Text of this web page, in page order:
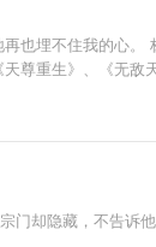
也埋不住我的心
重生》、《无敌
门却隐藏，不告